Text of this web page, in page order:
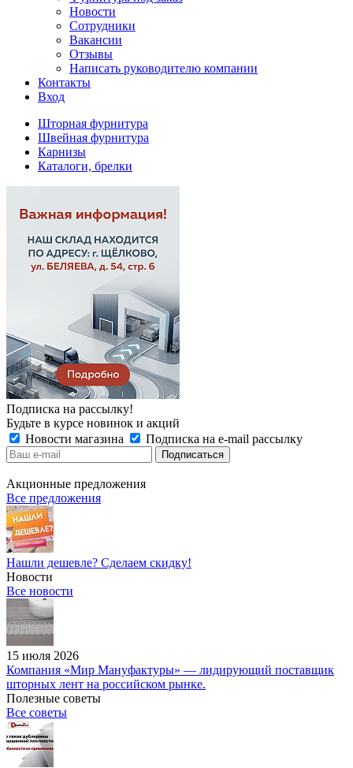
Новости
Сотрудники
Вакансии
Отзывы
Написать руководителю компании
Контакты
Вход
Шторная фурнитура
Швейная фурнитура
Карнизы
Каталоги, брелки
Подписка на рассылку!
Будьте в курсе новинок и акций
Новости магазина
Подписка на e-mail рассылку
Акционные предложения
Все предложения
Нашли дешевле? Сделаем скидку!
Новости
Все новости
15 июля 2026
Компания «Мир Мануфактуры» — лидирующий поставщик
шторных лент на российском рынке.
Полезные советы
Все советы